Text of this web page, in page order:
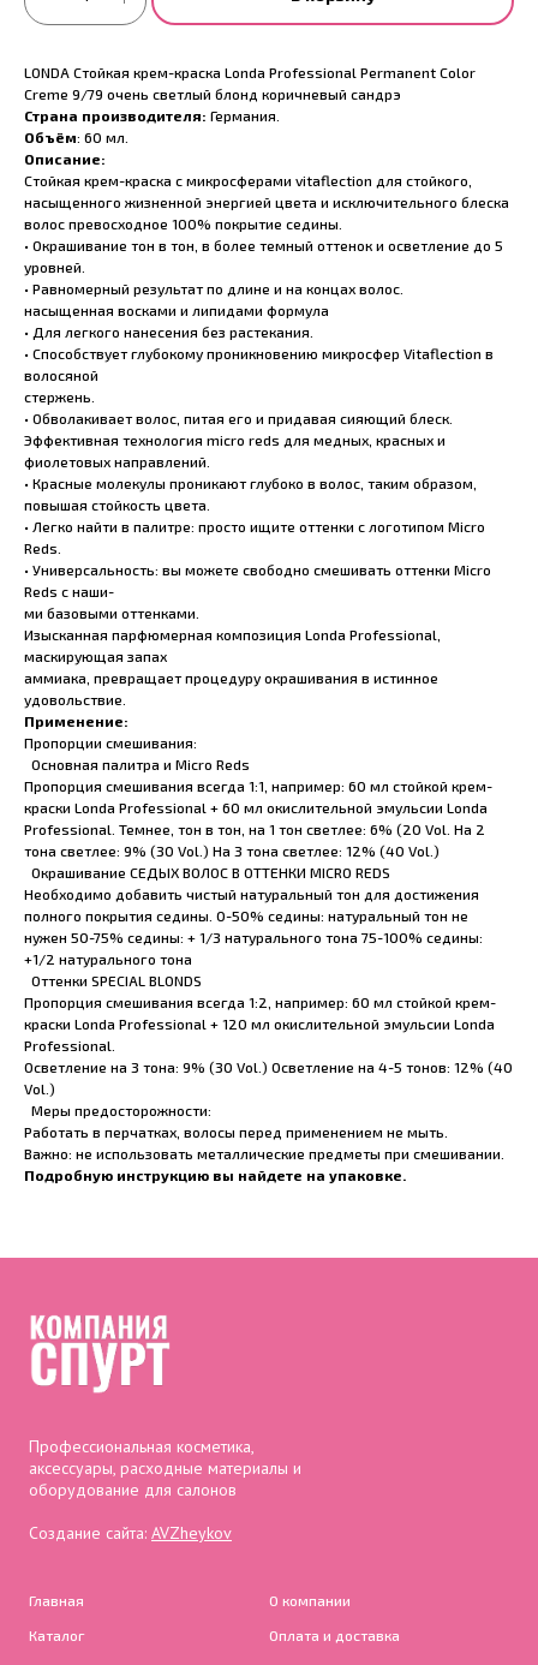
LONDA Стойкая крем-краска Londa Professional Permanent Color
Creme 9/79 очень светлый блонд коричневый сандрэ
Страна производителя: Германия.
Объём: 60 мл.
Описание:
Стойкая крем-краска с микросферами vitaflection для стойкого,
насыщенного жизненной энергией цвета и исключительного блеска
волос превосходное 100% покрытие седины.
• Окрашивание тон в тон, в более темный оттенок и осветление до 5
уровней.
• Равномерный результат по длине и на концах волос.
насыщенная восками и липидами формула
• Для легкого нанесения без растекания.
• Способствует глубокому проникновению микросфер Vitaflection в
волосяной
стержень.
• Обволакивает волос, питая его и придавая сияющий блеск.
Эффективная технология micro reds для медных, красных и
фиолетовых направлений.
• Красные молекулы проникают глубоко в волос, таким образом,
повышая стойкость цвета.
• Легко найти в палитре: просто ищите оттенки с логотипом Micro
Reds.
• Универсальность: вы можете свободно смешивать оттенки Micro
Reds с наши-
ми базовыми оттенками.
Изысканная парфюмерная композиция Londa Professional,
маскирующая запах
аммиака, превращает процедуру окрашивания в истинное
удовольствие.
Применение:
Пропорции смешивания:
Основная палитра и Micro Reds
Пропорция смешивания всегда 1:1, например: 60 мл стойкой крем-
краски Londa Professional + 60 мл окислительной эмульсии Londa
Professional. Темнее, тон в тон, на 1 тон светлее: 6% (20 Vol. На 2
тона светлее: 9% (30 Vol.) На 3 тона светлее: 12% (40 Vol.)
Окрашивание СЕДЫХ ВОЛОС В ОТТЕНКИ MICRO REDS
Необходимо добавить чистый натуральный тон для достижения
полного покрытия седины. 0-50% седины: натуральный тон не
нужен 50-75% седины: + 1/3 натурального тона 75-100% седины:
+1/2 натурального тона
Оттенки SPECIAL BLONDS
Пропорция смешивания всегда 1:2, например: 60 мл стойкой крем-
краски Londa Professional + 120 мл окислительной эмульсии Londa
Professional.
Осветление на 3 тона: 9% (30 Vol.) Осветление на 4-5 тонов: 12% (40
Vol.)
Меры предосторожности:
Работать в перчатках, волосы перед применением не мыть.
Важно: не использовать металлические предметы при смешивании.
Подробную инструкцию вы найдете на упаковке.
Профессиональная косметика,
аксессуары, расходные материалы и
оборудование для салонов
Создание сайта: AVZheykov
Главная
Каталог
О компании
Оплата и доставка